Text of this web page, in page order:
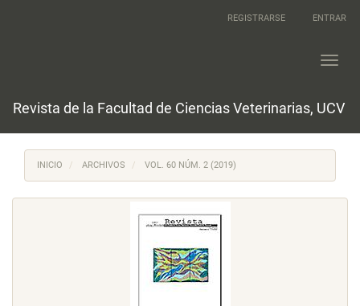
REGISTRARSE ENTRAR
Revista de la Facultad de Ciencias Veterinarias, UCV
INICIO ARCHIVOS VOL. 60 NÚM. 2 (2019)